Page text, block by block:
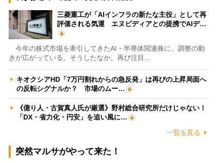
三菱重工が「AIインフラの新たな主役」として再
評価される気運 エヌビディアとの提携でAIデ…
今年の株式市場を牽引してきたAI・半導体関連株に、調整の動
きが広がっている。そうしたなか、再び注目…
キオクシアHD「7万円割れからの急反発」は再びの上昇局面へ
の反転シグナルか？ 市場のムー…
《億り人・古賀真人氏が厳選》野村総合研究所だけじゃない！
「DX・省力化・円安」を追い風に…
一覧を見る
突然マルサがやって来た！